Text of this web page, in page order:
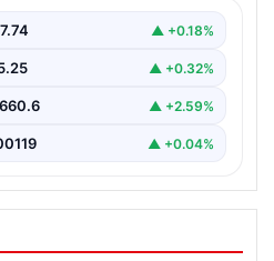
neden olan trajik…▲ +0.18%
▲ +0.32%
▲ +2.59%
▲ +0.04%